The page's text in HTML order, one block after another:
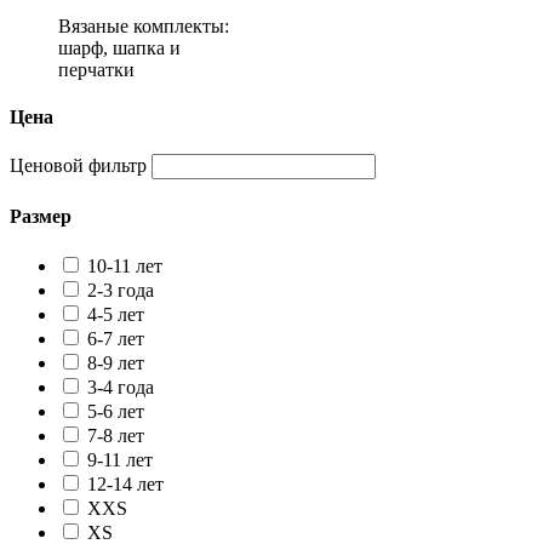
Вязаные комплекты:
шарф, шапка и
перчатки
Цена
Ценовой фильтр
Размер
10-11 лет
2-3 года
4-5 лет
6-7 лет
8-9 лет
3-4 года
5-6 лет
7-8 лет
9-11 лет
12-14 лет
XXS
XS